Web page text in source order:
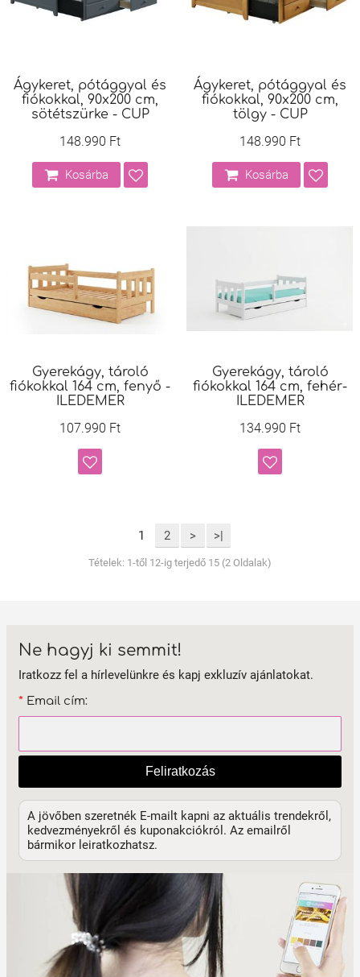
Ágykeret, pótággyal és
fiókokkal, 90x200 cm,
sötétszürke - CUP
148.990 Ft
Kosárba
Ágykeret, pótággyal és
fiókokkal, 90x200 cm,
tölgy - CUP
148.990 Ft
Kosárba
Gyerekágy, tároló
fiókokkal 164 cm, fenyő -
ILEDEMER
107.990 Ft
Gyerekágy, tároló
fiókokkal 164 cm, fehér-
ILEDEMER
134.990 Ft
1 2 > >|
Tételek: 1-től 12-ig terjedő 15 (2 Oldalak)
Ne hagyj ki semmit!
Iratkozz fel a hírlevelünkre és kapj exkluzív ajánlatokat.
* Email cím:
Feliratkozás
A jövőben szeretnék E-mailt kapni az aktuális trendekről,
kedvezményekről és kuponakciókról. Az emailről
bármikor leiratkozhatsz.